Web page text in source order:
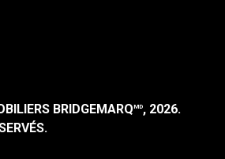
BRIDGEMARQMD, 2026.